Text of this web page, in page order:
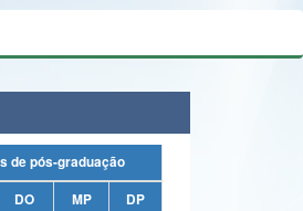
de pós-graduação
DO MP
DP